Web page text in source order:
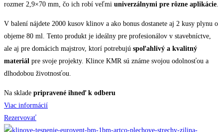
rozmer 2,9×70 mm, čo ich robí veľmi univerzálnymi pre rôzne aplikácie.
V balení nájdete 2000 kusov klinov a ako bonus dostanete aj 2 kusy plynu o
objeme 80 ml. Tento produkt je ideálny pre profesionálov v stavebníctve,
ale aj pre domácich majstrov, ktorí potrebujú spoľahlivý a kvalitný
materiál pre svoje projekty. Klince KMR sú známe svojou odolnosťou a
dlhodobou životnosťou.
Na sklade pripravené ihneď k odberu
Viac informácií
Rezervovať